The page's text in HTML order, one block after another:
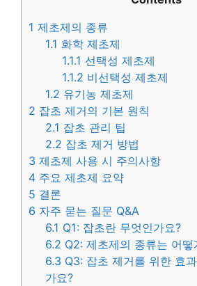
1 제초제의 종류
1.1 화학 제초제
1.1.1 선택성 제초제
1.1.2 비선택성 제초제
1.2 유기농 제초제
2 잡초 제거의 기본 원칙
2.1 잡초 관리 팁
2.2 잡초 제거 방법
3 제초제 사용 시 주의사항
4 주요 제초제 요약
5 결론
6 자주 묻는 질문 Q&A
6.1 Q1: 잡초란 무엇인가요?
6.2 Q2: 제초제의 종류는 어떻
6.3 Q3: 잡초 제거를 위한 효
가요?